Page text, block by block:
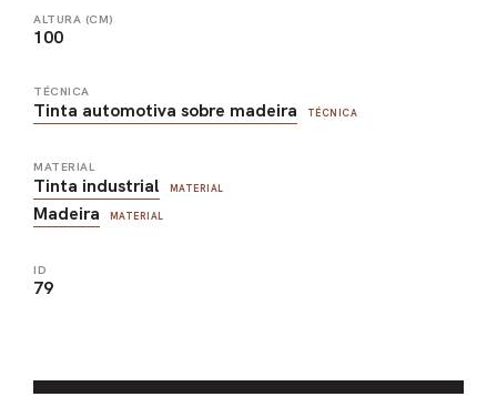
ALTURA (CM)
100
TÉCNICA
Tinta automotiva sobre madeira TÉCNICA
MATERIAL
Tinta industrial MATERIAL
Madeira MATERIAL
ID
79